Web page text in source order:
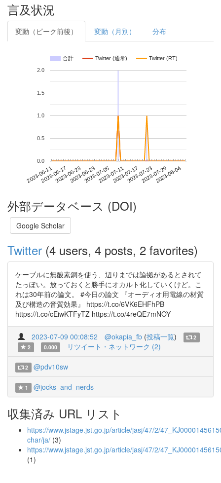
言及状況
変動（ピーク前後） 変動（月別） 分布
合計 Twitter (通常) Twitter (RT)
2023-06-112023-06-172023-06-232023-06-292023-07-052023-07-112023-07-172023-07-232023-07-292023-08-04
0.0
0.5
1.0
1.5
2.0
外部データベース (DOI)
Google Scholar
Twitter (4 users, 4 posts, 2 favorites)
ケーブルに無酸素銅を使う、辺りまでは論拠があるとされて
たっぽい。放っておくと勝手にオカルト化していくけど。こ
れは30年前の論文。 #今日の論文 『オーディオ用電線の材質
及び構造の音質効果』 https://t.co/6VK6EHFhPB
https://t.co/cEiwKTFyTZ https://t.co/4reQE7mNOY
2023-07-09 00:08:52 @okapia_fb (投稿一覧)
2
2
0.000 リツイート・ネットワーク (2)
2 @pdv10sw
1 @jocks_and_nerds
収集済み URL リスト
https://www.jstage.jst.go.jp/article/jasj/47/2/
char/ja/ (3)
https://www.jstage.jst.go.jp/article/jasj/47/2/
(1)